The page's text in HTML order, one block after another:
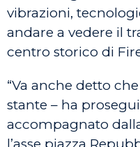
vibrazioni,
andare a vedere il
centro storico di
“Va anche detto
stante – ha
accompagnato